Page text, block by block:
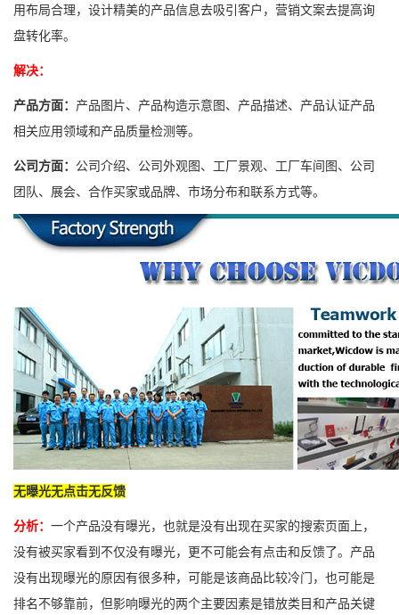
用布局合理，设计精美的产品信息去吸引客户，营销文案去提高询
盘转化率。
解决：
产品方面： 产品图片、产品构造示意图、产品描述、产品认证产品
相关应用领域和产品质量检测等。
公司方面： 公司介绍、公司外观图、工厂景观、工厂车间图、公司
团队、展会、合作买家或品牌、市场分布和联系方式等。
无曝光无点击无反馈
分析： 一个产品没有曝光，也就是没有出现在买家的搜索页面上，
没有被买家看到不仅没有曝光，更不可能会有点击和反馈了。产品
没有出现曝光的原因有很多种，可能是该商品比较冷门，也可能是
排名不够靠前，但影响曝光的两个主要因素是错放类目和产品关键